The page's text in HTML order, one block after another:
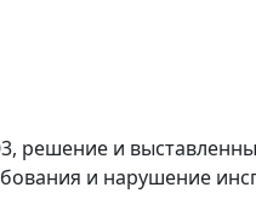
решение и
и нарушение